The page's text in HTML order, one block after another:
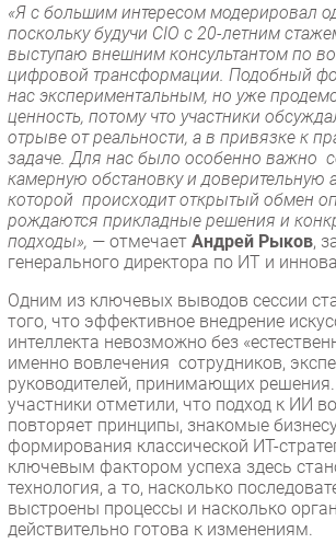
«Я с большим интересом модерировал
поскольку будучи CIO с 20-летним
выступаю внешним консультантом по
цифровой трансформации. Подобный
нас экспериментальным, но уже
ценность, потому что участники
отрыве от реальности, а в привязке к
задаче. Для нас было особенно важно
камерную обстановку и доверительную
которой происходит открытый обмен
рождаются прикладные решения и
подходы», — отмечает Андрей Рыков,
генерального директора по ИТ и
Одним из ключевых выводов сессии
того, что эффективное внедрение
интеллекта невозможно без
именно вовлечения сотрудников,
руководителей, принимающих
участники отметили, что подход к ИИ
повторяет принципы, знакомые
формирования классической ИТ-
ключевым фактором успеха здесь
технология, а то, насколько
выстроены процессы и насколько
действительно готова к изменениям.